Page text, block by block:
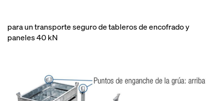
para un transporte seguro de tableros de encofrado y
paneles 40 kN